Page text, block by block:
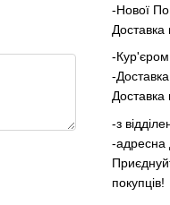
-Нової
Доставка
-
-
Доставка
-з
-адресна
покупців!